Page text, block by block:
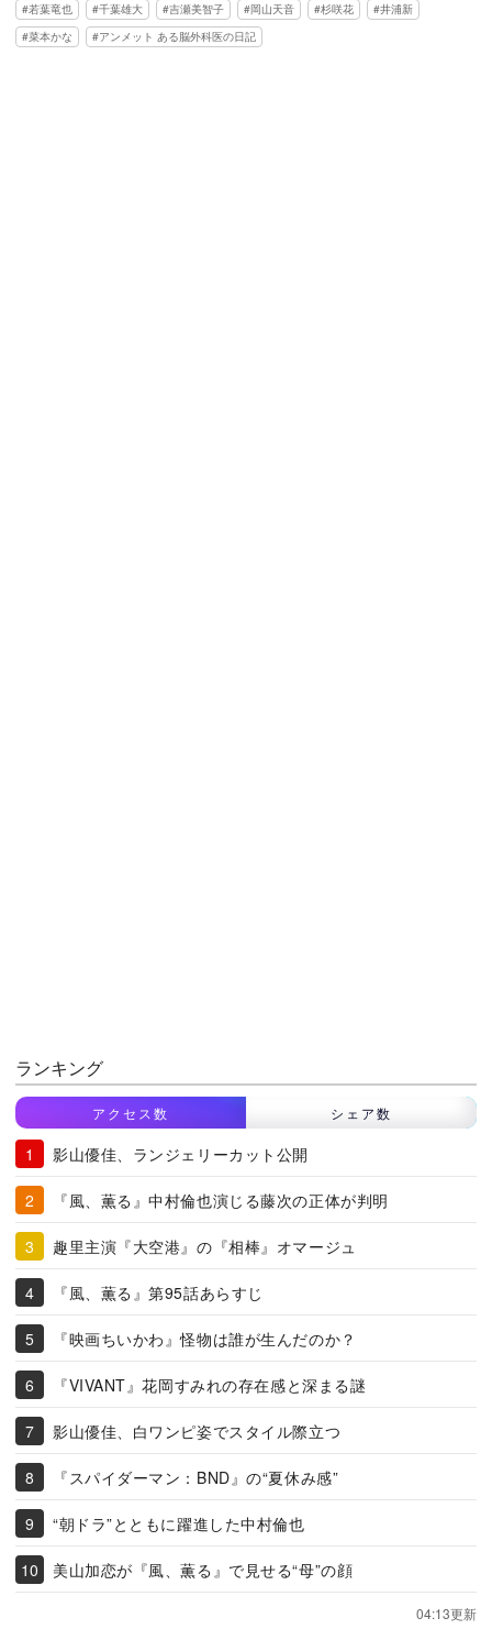
若葉竜也 千葉雄大 吉瀬美智子 岡山天音 杉咲花
井浦新
菜本かな
アンメット ある脳外科医の日記
ランキング
アクセス数 シェア数
影山優佳、ランジェリーカット公開
『風、薫る』中村倫也演じる藤次の正体が判明
趣里主演『大空港』の『相棒』オマージュ
『風、薫る』第95話あらすじ
『映画ちいかわ』怪物は誰が生んだのか？
『VIVANT』花岡すみれの存在感と深まる謎
影山優佳、白ワンピ姿でスタイル際立つ
『スパイダーマン：BND』の“夏休み感”
“朝ドラ”とともに躍進した中村倫也
美山加恋が『風、薫る』で見せる“母”の顔
04:13更新